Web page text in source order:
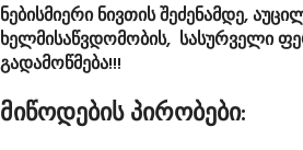
ნებისმიერი ნივთის შეძენამდე,
ხელმისაწვდომობის, სასურველი
გადამოწმება!!!
მიწოდების პირობები: